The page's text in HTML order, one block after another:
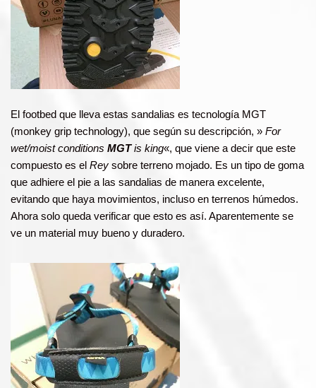
El footbed que lleva estas sandalias es tecnología MGT
(monkey grip technology), que según su descripción, » For
wet/moist conditions MGTis king«, que viene a decir que este
compuesto es el Rey sobre terreno mojado. Es un tipo de goma
que adhiere el pie a las sandalias de manera excelente,
evitando que haya movimientos, incluso en terrenos húmedos.
Ahora solo queda verificar que esto es así. Aparentemente se
ve un material muy bueno y duradero.